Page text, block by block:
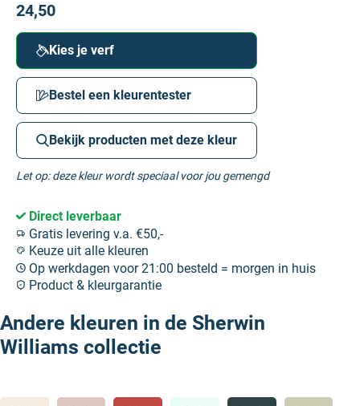
24,50
Kies je verf
Bestel een kleurentester
Bekijk producten met deze kleur
Let op: deze kleur wordt speciaal voor jou gemengd
Direct leverbaar
Gratis levering v.a. €50,-
Keuze uit alle kleuren
Op werkdagen voor 21:00 besteld = morgen in huis
Product & kleurgarantie
Andere kleuren in de Sherwin
Williams collectie